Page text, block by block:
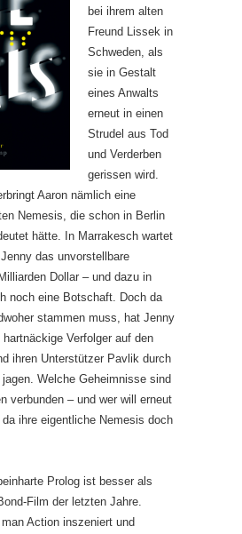
bei ihrem alten
Freund Lissek in
Schweden, als
sie in Gestalt
eines Anwalts
erneut in einen
Strudel aus Tod
und Verderben
gerissen wird.
Aaron nämlich eine
Nemesis, die schon in Berlin
hätte. In Marrakesch wartet
das unvorstellbare
Dollar – und dazu in
noch eine Botschaft. Doch da
stammen muss, hat Jenny
Verfolger auf den
ihren Unterstützer Pavlik durch
Welche Geheimnisse sind
verbunden – und wer will erneut
ihre eigentliche Nemesis doch
Prolog ist besser als
Film der letzten Jahre.
Action inszeniert und